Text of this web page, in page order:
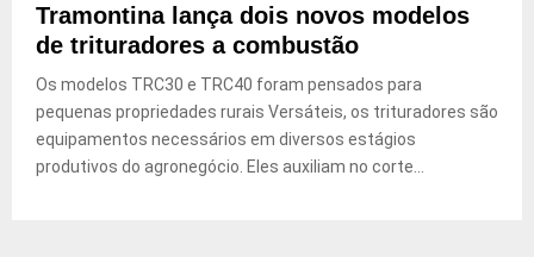
Tramontina lança dois novos modelos
de trituradores a combustão
Os modelos TRC30 e TRC40 foram pensados para
pequenas propriedades rurais Versáteis, os trituradores são
equipamentos necessários em diversos estágios
produtivos do agronegócio. Eles auxiliam no corte...